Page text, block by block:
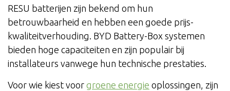
RESU batterijen zijn bekend om hun
betrouwbaarheid en hebben een goede prijs-
kwaliteitverhouding. BYD Battery-Box systemen
bieden hoge capaciteiten en zijn populair bij
installateurs vanwege hun technische prestaties.
Voor wie kiest voor groene energie oplossingen, zijn